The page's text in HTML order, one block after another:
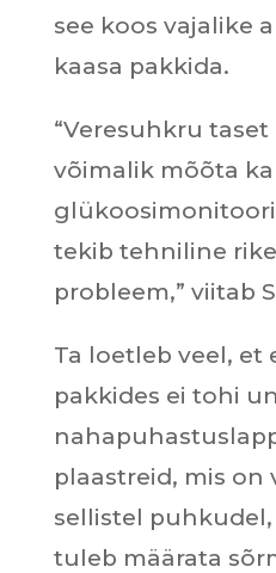
see koos vajalike
kaasa pakkida.
“Veresuhkru
võimalik mõõta ka
tekib tehniline
probleem,” viitab
Ta loetleb veel, et
pakkides ei tohi
plaastreid, mis on
sellistel
tuleb määrata